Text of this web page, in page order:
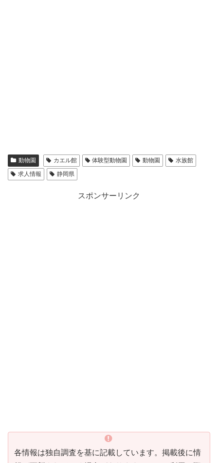
動物園 カエル館 体験型動物園 動物園
水族館
求人情報
静岡県
スポンサーリンク
各情報は独自調査を基に記載しています。掲載後に情